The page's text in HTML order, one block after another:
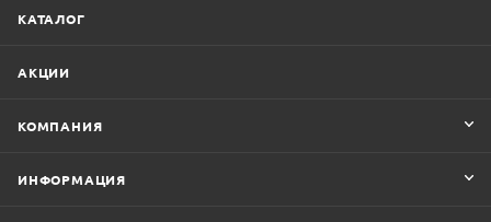
КАТАЛОГ
АКЦИИ
КОМПАНИЯ
ИНФОРМАЦИЯ